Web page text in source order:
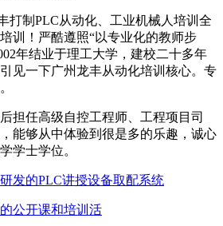
制PLC从动化、工业机械人培训全
训！严酷遵照“以专业化的教师步
年结业于理工大学，建校二十多年
见一下广州龙丰从动化培训核心。专
任高级自控工程师、工程项目司
能够从中体验到很是多的乐趣，诚心
学士学位。
发的PLC讲授设备取配系统
公开课和培训活